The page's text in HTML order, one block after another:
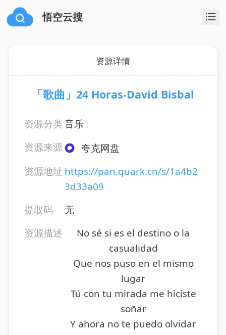
悟空云搜
资源详情
「歌曲」24 Horas-David Bisbal
资源分类音乐
资源来源
夸克网盘
资源地址 https://pan.quark.cn/s/1a4b2
3d33a09
提取码
无
资源描述
No sé si es el destino o la
casualidad
Que nos puso en el mismo
lugar
Tú con tu mirada me hiciste
soñar
Y ahora no te puedo olvidar